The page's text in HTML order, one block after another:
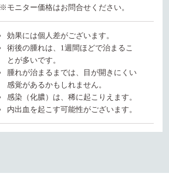
※モニター価格はお問合せください。
効果には個人差がございます。
術後の腫れは、1週間ほどで治まるこ
とが多いです。
腫れが治まるまでは、目が開きにくい
感覚があるかもしれません。
感染（化膿）は、稀に起こりえます。
内出血を起こす可能性がございます。